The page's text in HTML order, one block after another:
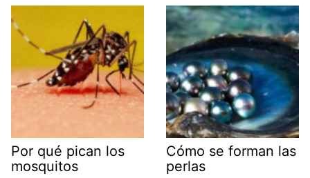
Por qué pican los
mosquitos
Cómo se forman las
perlas